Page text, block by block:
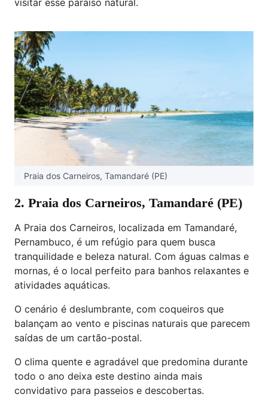
Praia dos Carneiros, Tamandaré (PE)
2. Praia dos Carneiros, Tamandaré (PE)
A Praia dos Carneiros, localizada em Tamandaré,
Pernambuco, é um refúgio para quem busca
tranquilidade e beleza natural. Com águas calmas e
mornas, é o local perfeito para banhos relaxantes e
atividades aquáticas.
O cenário é deslumbrante, com coqueiros que
balançam ao vento e piscinas naturais que parecem
saídas de um cartão-postal.
O clima quente e agradável que predomina durante
todo o ano deixa este destino ainda mais
convidativo para passeios e descobertas.